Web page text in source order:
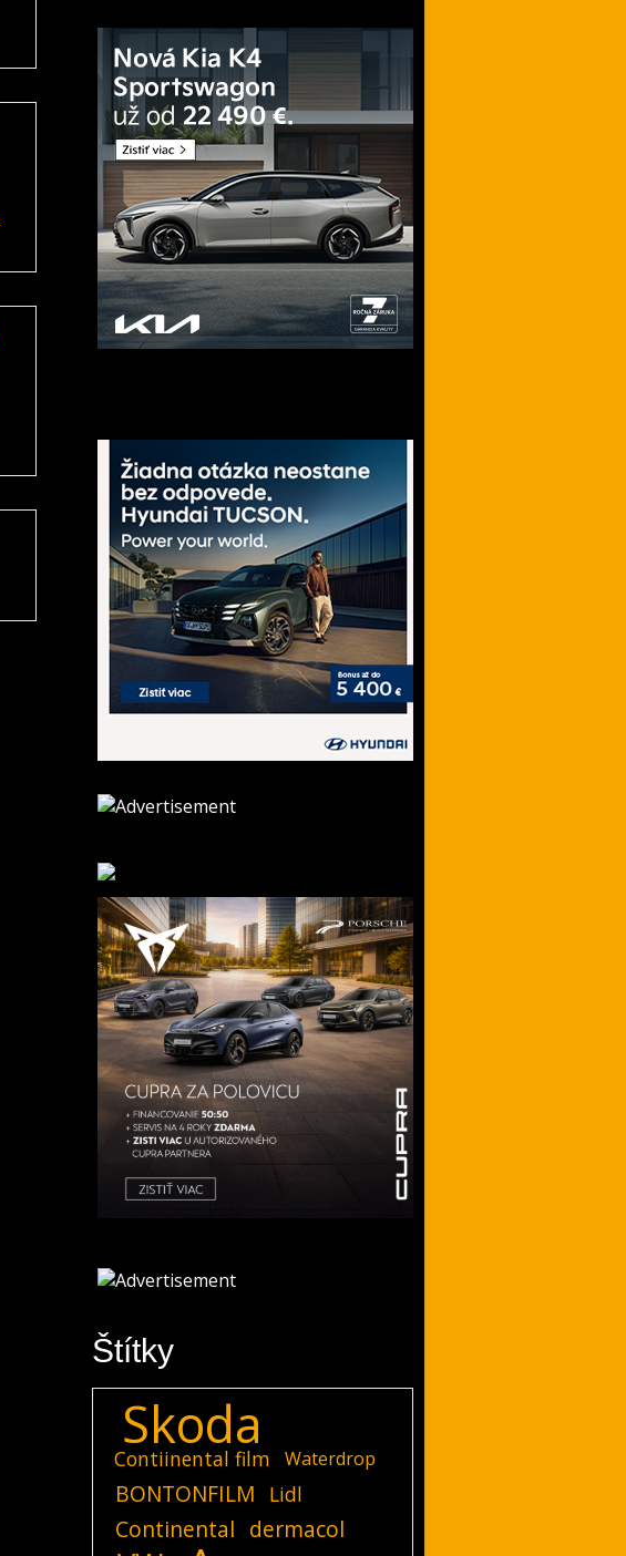
Štítky
Skoda
Contiinental film Waterdrop
BONTONFILM Lidl
Continental dermacol